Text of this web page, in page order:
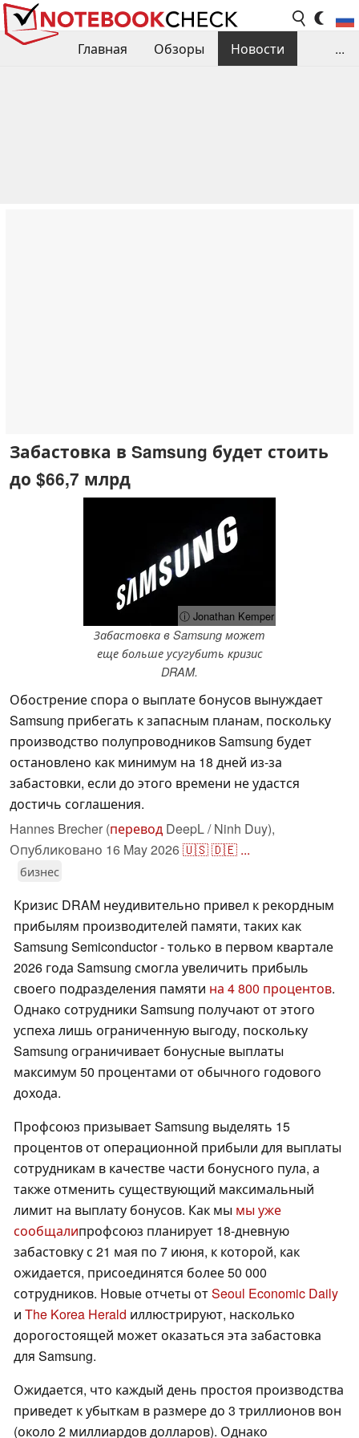
Главная Обзоры
Новости
...
Забастовка в Samsung будет стоить
до $66,7 млрд
ⓘ Jonathan Kemper
Забастовка в Samsung может
еще больше усугубить кризис
DRAM.
Обострение спора о выплате бонусов вынуждает
Samsung прибегать к запасным планам, поскольку
производство полупроводников Samsung будет
остановлено как минимум на 18 дней из-за
забастовки, если до этого времени не удастся
достичь соглашения.
Hannes Brecher (перевод DeepL / Ninh Duy),
Опубликовано 16 May 2026🇺🇸🇩🇪 ...
бизнес
Кризис DRAM неудивительно привел к рекордным
прибылям производителей памяти, таких как
Samsung Semiconductor - только в первом квартале
2026 года Samsung смогла увеличить прибыль
своего подразделения памяти на 4 800 процентов.
Однако сотрудники Samsung получают от этого
успеха лишь ограниченную выгоду, поскольку
Samsung ограничивает бонусные выплаты
максимум 50 процентами от обычного годового
дохода.
Профсоюз призывает Samsung выделять 15
процентов от операционной прибыли для выплаты
сотрудникам в качестве части бонусного пула, а
также отменить существующий максимальный
лимит на выплату бонусов. Как мы мы уже
сообщалипрофсоюз планирует 18-дневную
забастовку с 21 мая по 7 июня, к которой, как
ожидается, присоединятся более 50 000
сотрудников. Новые отчеты отSeoul Economic Daily
и The Korea Herald иллюстрируют, насколько
дорогостоящей может оказаться эта забастовка
для Samsung.
Ожидается, что каждый день простоя производства
приведет к убыткам в размере до 3 триллионов вон
(около 2 миллиардов долларов). Однако